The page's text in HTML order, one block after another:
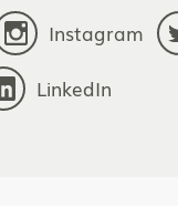
Instagram
LinkedIn